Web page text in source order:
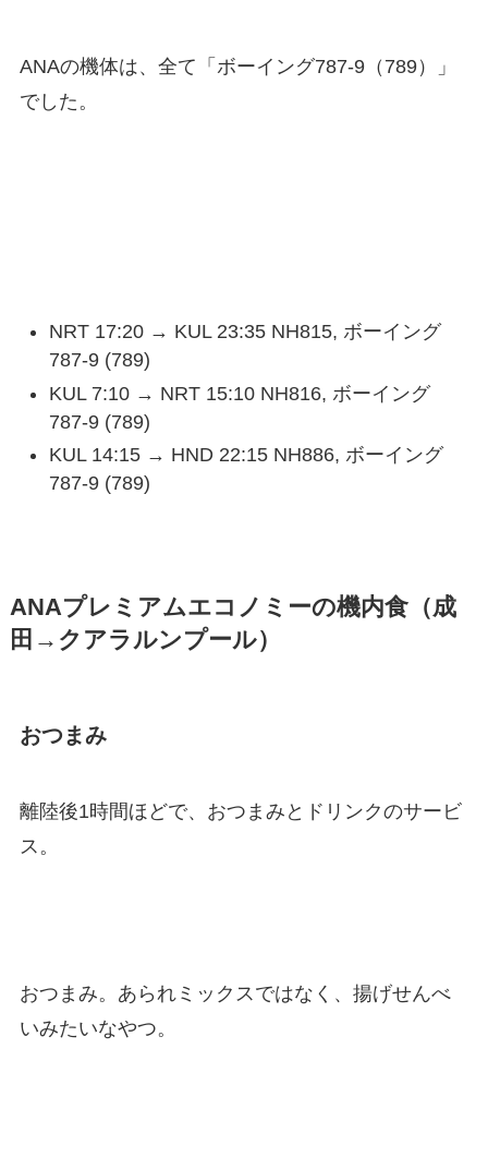
ANAの機体は、全て「ボーイング787-9（789）」
でした。
NRT 17:20 → KUL 23:35 NH815, ボーイング
787-9 (789)
KUL 7:10 → NRT 15:10 NH816, ボーイング
787-9 (789)
KUL 14:15 → HND 22:15 NH886, ボーイング
787-9 (789)
ANAプレミアムエコノミーの機内食（成
田→クアラルンプール）
おつまみ
離陸後1時間ほどで、おつまみとドリンクのサービ
ス。
おつまみ。あられミックスではなく、揚げせんべ
いみたいなやつ。